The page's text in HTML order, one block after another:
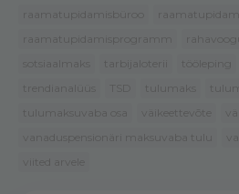
raamatupidamisbüroo
raamatupidamisprogramm
sotsiaalmaks
tarbijaloterii tööleping
trendianalüüs
tulumaks
tulumaksuvaba osa
väikeettevõte
vanaduspensionäri maksuvaba tulu
viited arvele